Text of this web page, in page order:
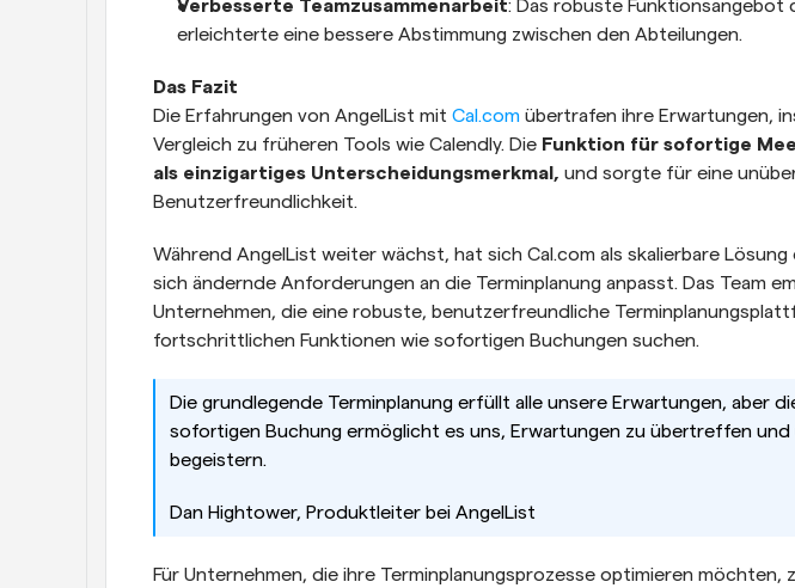
Verbesserte Teamzusammenarbeit: Das robuste Funktionsangebot
erleichterte eine bessere Abstimmung zwischen den Abteilungen.
Das Fazit
Die Erfahrungen von AngelList mit Cal.com übertrafen ihre Erwartungen,
Vergleich zu früheren Tools wie Calendly. Die Funktion für sofortige
als einzigartiges Unterscheidungsmerkmal, und sorgte für eine
Benutzerfreundlichkeit.
Während AngelList weiter wächst, hat sich Cal.com als skalierbare Lösung
sich ändernde Anforderungen an die Terminplanung anpasst. Das Team
Unternehmen, die eine robuste, benutzerfreundliche
fortschrittlichen Funktionen wie sofortigen Buchungen suchen.
Die grundlegende Terminplanung erfüllt alle unsere Erwartungen, aber
sofortigen Buchung ermöglicht es uns, Erwartungen zu übertreffen und
begeistern.
Dan Hightower, Produktleiter bei AngelList
Für Unternehmen, die ihre Terminplanungsprozesse optimieren möchten,